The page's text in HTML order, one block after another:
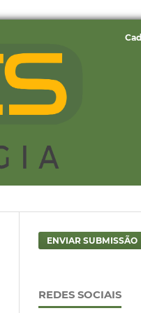
ENVIAR SUBMISSÃO
REDES SOCIAIS